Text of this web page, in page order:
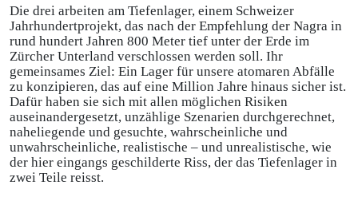
Die drei arbeiten am Tiefenlager, einem Schweizer
Jahrhundertprojekt, das nach der Empfehlung der Nagra in
rund hundert Jahren 800 Meter tief unter der Erde im
Zürcher Unterland verschlossen werden soll. Ihr
gemeinsames Ziel: Ein Lager für unsere atomaren Abfälle
zu konzipieren, das auf eine Million Jahre hinaus sicher ist.
Dafür haben sie sich mit allen möglichen Risiken
auseinandergesetzt, unzählige Szenarien durchgerechnet,
naheliegende und gesuchte, wahrscheinliche und
unwahrscheinliche, realistische – und unrealistische, wie
der hier eingangs geschilderte Riss, der das Tiefenlager in
zwei Teile reisst.